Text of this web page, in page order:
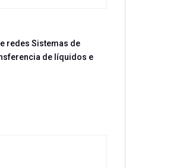
redes Sistemas de
de líquidos e